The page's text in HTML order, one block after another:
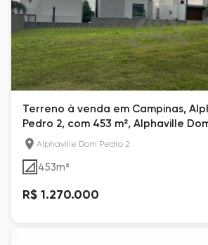
Terreno à venda em Campinas,
Pedro 2, com 453 m², Alphaville
Alphaville Dom Pedro 2
453m²
R$ 1.270.000